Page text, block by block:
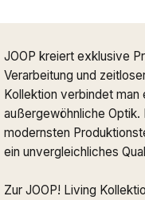
JOOP kreiert exklusive
Verarbeitung und
Kollektion verbindet man
außergewöhnliche Optik.
modernsten
ein unvergleichliches
Zur JOOP! Living